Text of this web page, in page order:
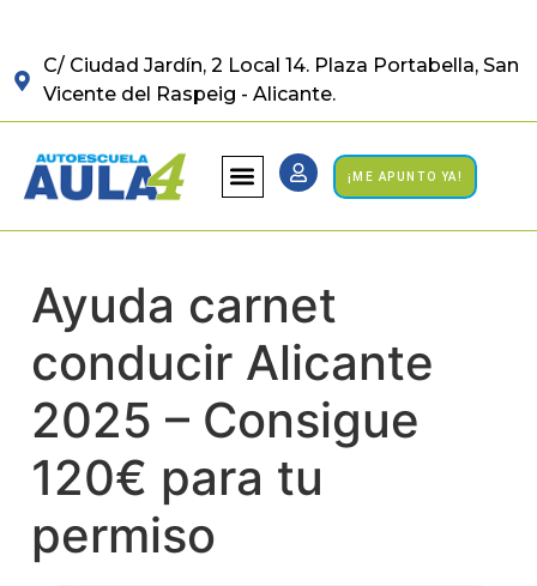
C/ Ciudad Jardín, 2 Local 14. Plaza Portabella, San
Vicente del Raspeig - Alicante.
¡ME APUNTO YA!
Ayuda carnet
conducir Alicante
2025 – Consigue
120€ para tu
permiso